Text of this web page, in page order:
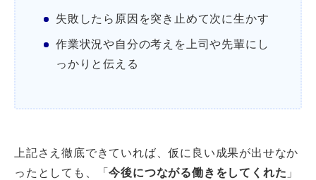
失敗したら原因を突き止めて次に生かす
作業状況や自分の考えを上司や先輩にし
っかりと伝える
上記さえ徹底できていれば、仮に良い成果が出せなか
ったとしても、「今後につながる働きをしてくれた 」